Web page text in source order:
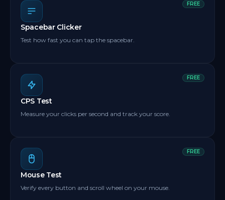
FREE
Spacebar Clicker
Test how fast you can tap the spacebar.
FREE
CPS Test
Measure your clicks per second and track your score.
FREE
Mouse Test
Verify every button and scroll wheel on your mouse.